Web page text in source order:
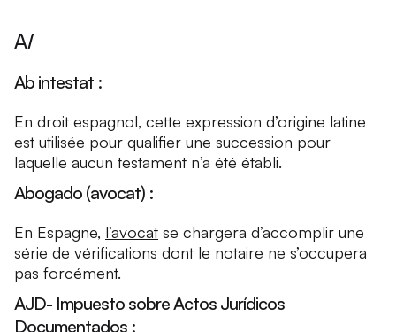
A/
Ab intestat :
En droit espagnol, cette expression d’origine latine
est utilisée pour qualifier une succession pour
laquelle aucun testament n’a été établi.
Abogado (avocat) :
En Espagne, l’avocat se chargera d’accomplir une
série de vérifications dont le notaire ne s’occupera
pas forcément.
AJD- Impuesto sobre Actos Jurídicos
Documentados :